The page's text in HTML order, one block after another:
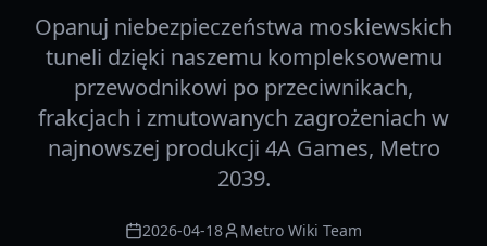
Opanuj niebezpieczeństwa moskiewskich
tuneli dzięki naszemu kompleksowemu
przewodnikowi po przeciwnikach,
frakcjach i zmutowanych zagrożeniach w
najnowszej produkcji 4A Games, Metro
2039.
2026-04-18 Metro Wiki Team